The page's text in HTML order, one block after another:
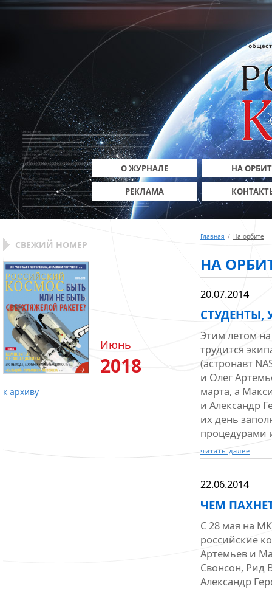
О ЖУРНАЛЕ НА
РЕКЛАМА
СВЕЖИЙ НОМЕР
Июнь
2018
к архиву
Главная / На орбите
НА
20.07.2014
СТУДЕНТЫ,
Этим летом
трудится
(астронавт
и Олег
марта, а
и Александр
их день
процедурами
читать далее
22.06.2014
ЧЕМ
С 28 мая на
российские
Артемьев и
Свонсон, Рид
Александр